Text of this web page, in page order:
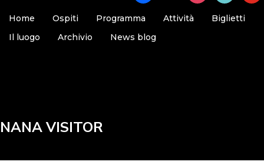
Home Ospiti Programma Attività
Biglietti
Il luogo
Archivio News blog
NANA VISITOR